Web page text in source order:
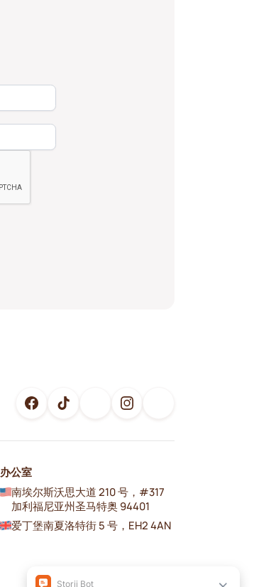
办公室
南埃尔斯沃思大道 210 号，#317
加利福尼亚州圣马特奥 94401
爱丁堡南夏洛特街 5 号，EH2 4AN